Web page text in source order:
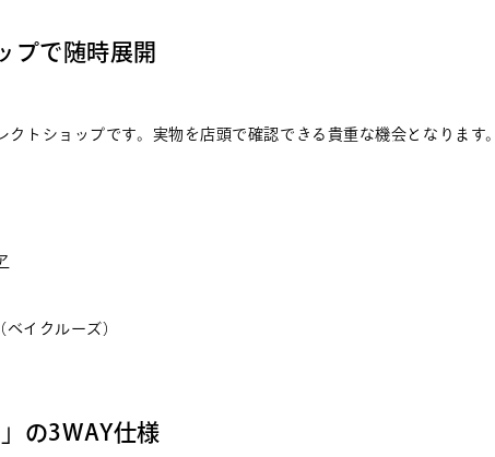
プで随時展開
トショップです。実物を店頭で確認できる貴重な機会となります。
イクルーズ）
の3WAY仕様